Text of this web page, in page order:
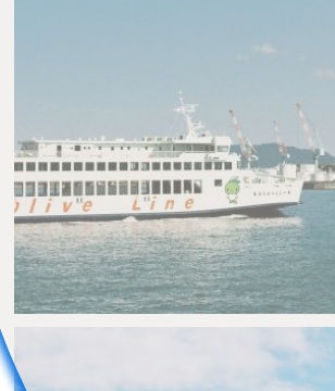
namaiki_una 2 0